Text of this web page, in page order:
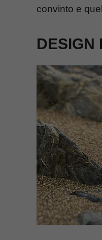
convinto e
DESIGN